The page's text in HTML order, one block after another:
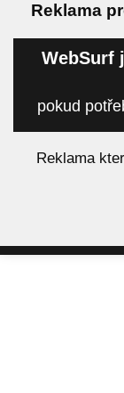
Reklama
WebSurf
pokud
Reklama